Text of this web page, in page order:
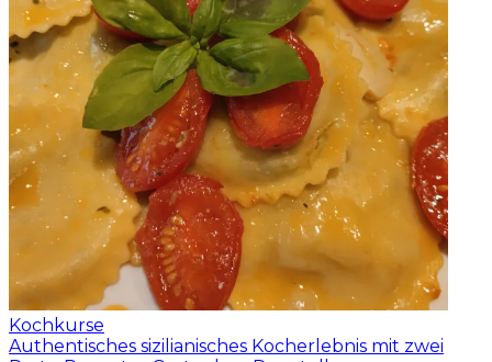
Kochkurse
Authentisches sizilianisches Kocherlebnis mit zwei